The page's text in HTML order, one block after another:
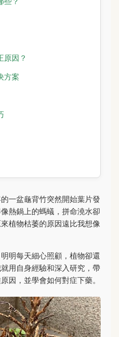
原因？
方案
一盆龜背竹突然開始葉片發
熱鍋上的螞蟻，拼命澆水卻
植物枯萎的原因遠比我想像
明每天細心照顧，植物卻還
用自身經驗和深入研究，帶
因，並學會如何對症下藥。